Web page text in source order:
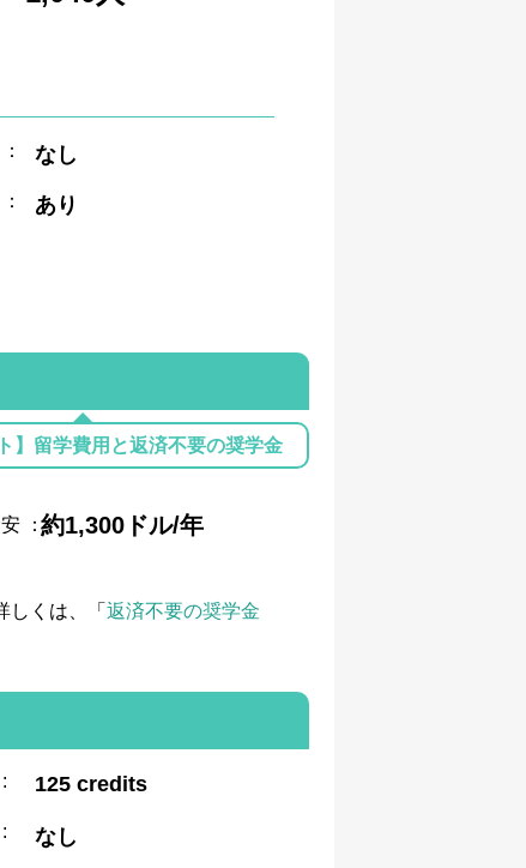
： なし
： あり
】留学費用と返済不要の奨学金
：約1,300ドル/年
しくは、「返済不要の奨学金
: 125 credits
: なし